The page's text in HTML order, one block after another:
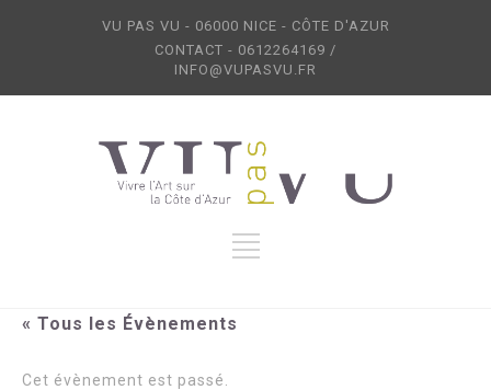
VU PAS VU - 06000 NICE - CÔTE D'AZUR
CONTACT - 0612264169 /
INFO@VUPASVU.FR
« Tous les Évènements
Cet évènement est passé.